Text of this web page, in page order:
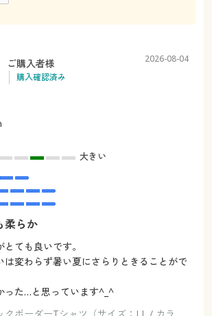
ご購入者様
購入確認済み
2026-08-04
大きい
柔らか
ても良いです。
は変わらず暑い夏にさらりときることがで
った…と思っています^_^
クボーダーTシャツ（サイズ：LL / カラ